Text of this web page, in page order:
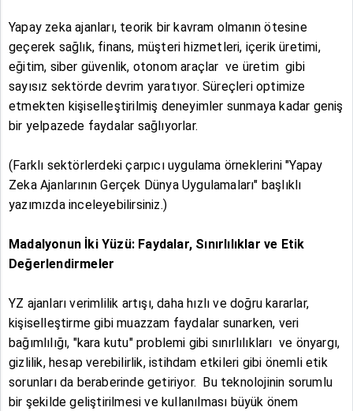
Yapay zeka ajanları, teorik bir kavram olmanın ötesine
geçerek sağlık, finans, müşteri hizmetleri, içerik üretimi,
eğitim, siber güvenlik, otonom araçlar ve üretim gibi
sayısız sektörde devrim yaratıyor. Süreçleri optimize
etmekten kişiselleştirilmiş deneyimler sunmaya kadar geniş
bir yelpazede faydalar sağlıyorlar.
(Farklı sektörlerdeki çarpıcı uygulama örneklerini "Yapay
Zeka Ajanlarının Gerçek Dünya Uygulamaları" başlıklı
yazımızda inceleyebilirsiniz.)
Madalyonun İki Yüzü: Faydalar, Sınırlılıklar ve Etik
Değerlendirmeler
YZ ajanları verimlilik artışı, daha hızlı ve doğru kararlar,
kişiselleştirme gibi muazzam faydalar sunarken, veri
bağımlılığı, "kara kutu" problemi gibi sınırlılıkları ve önyargı,
gizlilik, hesap verebilirlik, istihdam etkileri gibi önemli etik
sorunları da beraberinde getiriyor. Bu teknolojinin sorumlu
bir şekilde geliştirilmesi ve kullanılması büyük önem